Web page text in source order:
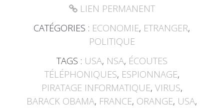
LIEN PERMANENT
CATÉGORIES : ECONOMIE, ETRANGER,
POLITIQUE
TAGS : USA, NSA, ÉCOUTES
TÉLÉPHONIQUES, ESPIONNAGE,
PIRATAGE INFORMATIQUE, VIRUS,
BARACK OBAMA, FRANCE, ORANGE, USA,